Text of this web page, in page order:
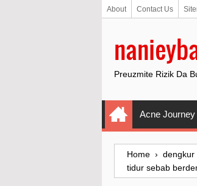
About Contact Us
Preuzmite Rizik Da
Acne Journey
Home › dengkur
tidur sebab